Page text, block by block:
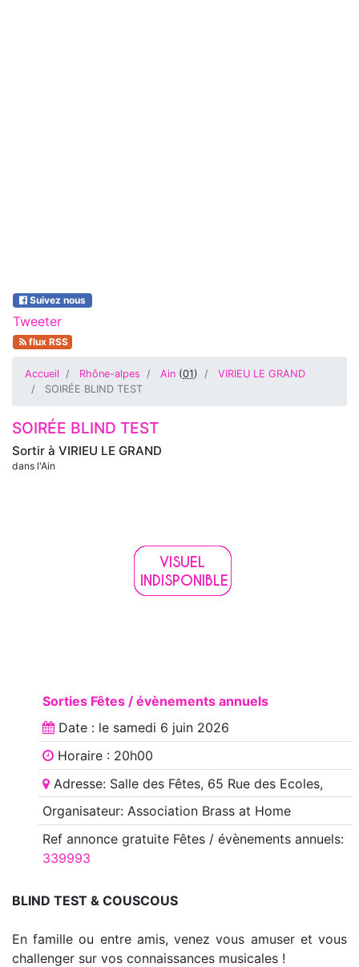
Suivez nous
Tweeter
flux RSS
Accueil Rhône-alpes Ain (01)
VIRIEU LE GRAND
SOIRÉE BLIND TEST
Sortir à VIRIEU LE GRAND
dans l'Ain
SOIRÉE BLIND TEST
Sorties Fêtes / évènements annuels
Date : le samedi 6 juin 2026
Horaire : 20h00
Adresse: Salle des Fêtes, 65 Rue des Ecoles,
Organisateur: Association Brass at Home
Ref annoncegratuite Fêtes / évènements annuels:
339993
BLIND TEST & COUSCOUS
En famille ou entre amis, venez vous amuser et vous
challenger sur vos connaissances musicales !